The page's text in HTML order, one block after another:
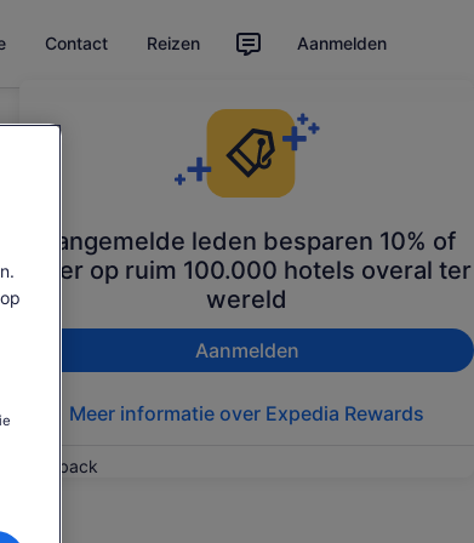
Contact Reizen Aanmelden
Aangemelde leden besparen 10% of
meer op ruim 100.000 hotels overal ter
wereld
Aanmelden
Meer informatie over Expedia Rewards
Feedback